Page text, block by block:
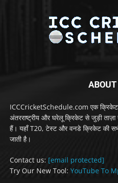
ABOUT
ICCCricketSchedule.com एक क्रिकेट
अंतरराष्ट्रीय और घरेलू क्रिकेट से जुड़ी
हैं। यहाँ T20, टेस्ट और वनडे क्रिकेट की सभी
जाती है।
Contact us: [email protected]
Try Our New Tool: YouTube To